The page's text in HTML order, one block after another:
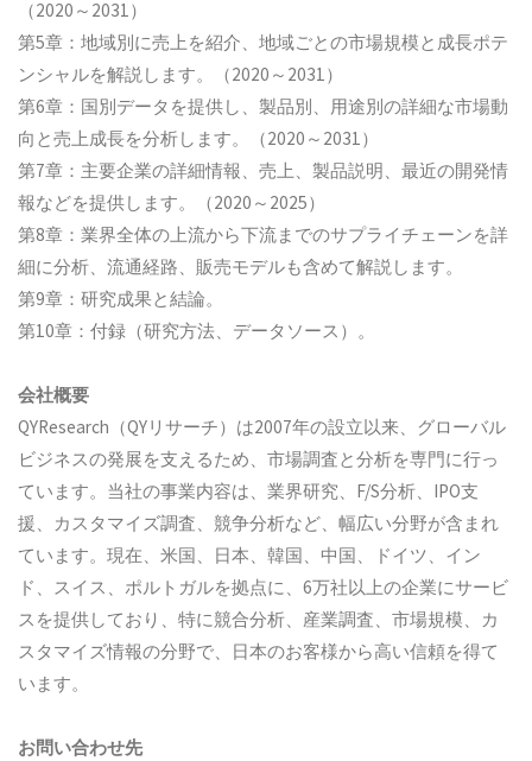
（2020～2031）
第5章：地域別に売上を紹介、地域ごとの市場規模と成長ポテ
ンシャルを解説します。（2020～2031）
第6章：国別データを提供し、製品別、用途別の詳細な市場動
向と売上成長を分析します。（2020～2031）
第7章：主要企業の詳細情報、売上、製品説明、最近の開発情
報などを提供します。（2020～2025）
第8章：業界全体の上流から下流までのサプライチェーンを詳
細に分析、流通経路、販売モデルも含めて解説します。
第9章：研究成果と結論。
第10章：付録（研究方法、データソース）。
会社概要
QYResearch（QYリサーチ）は2007年の設立以来、グローバル
ビジネスの発展を支えるため、市場調査と分析を専門に行っ
ています。当社の事業内容は、業界研究、F/S分析、IPO支
援、カスタマイズ調査、競争分析など、幅広い分野が含まれ
ています。現在、米国、日本、韓国、中国、ドイツ、イン
ド、スイス、ポルトガルを拠点に、6万社以上の企業にサービ
スを提供しており、特に競合分析、産業調査、市場規模、カ
スタマイズ情報の分野で、日本のお客様から高い信頼を得て
います。
お問い合わせ先